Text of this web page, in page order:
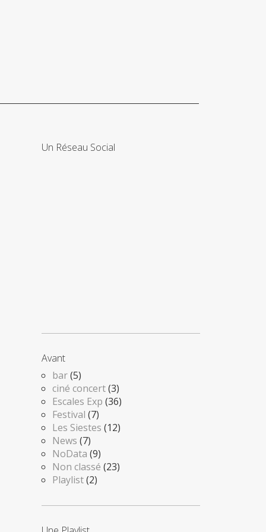
Un Réseau Social
Avant
bar(5)
ciné concert(3)
Escales Exp (36)
Festival (7)
Les Siestes (12)
News (7)
NoData (9)
Non classé (23)
Playlist(2)